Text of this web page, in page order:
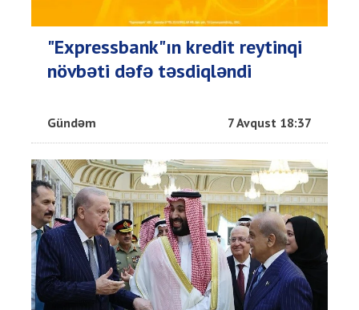
"Expressbank"ın kredit reytinqi
növbəti dəfə təsdiqləndi
Gündəm 7 Avqust 18:37